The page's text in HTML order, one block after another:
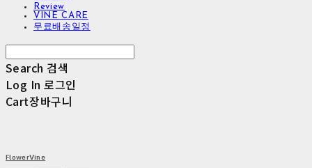
Review
VINE CARE
무료배송일정
Search 검색
Log In 로그인
Cart장바구니
FlowerVine